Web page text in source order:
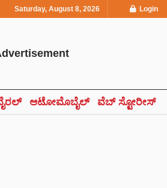
Saturday, August 8, 2026 Login
ಆಟೋಮೊಬೈಲ್ ವೆಬ್ ಸ್ಟೋರೀಸ್